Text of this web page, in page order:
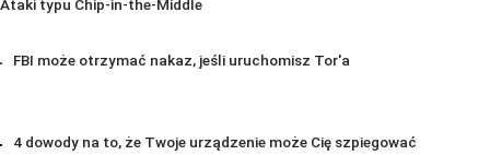
Ataki typu Chip-in-the-Middle
FBI może otrzymać nakaz, jeśli uruchomisz Tor'a
4 dowody na to, że Twoje urządzenie może Cię szpiegować